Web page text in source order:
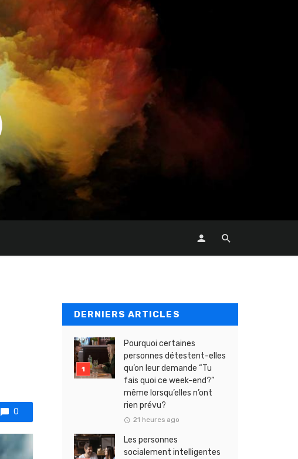
0
DERNIERS ARTICLES
Pourquoi certaines
personnes détestent-elles
qu’on leur demande “Tu
fais quoi ce week-end?”
même lorsqu’elles n’ont
rien prévu?
21 heures ago
Les personnes
socialement intelligentes